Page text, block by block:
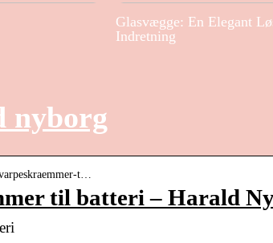
Glasvægge: En Elegant
Indretning
nyborg
t…
til batteri – Harald